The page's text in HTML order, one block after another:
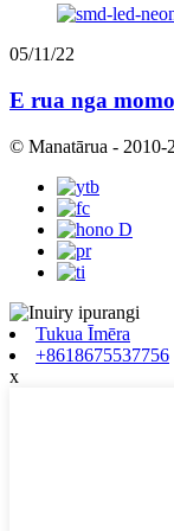
05/11/22
E rua nga
© Manatārua - 2010-
Tukua Īmēra
+8618675537756
x